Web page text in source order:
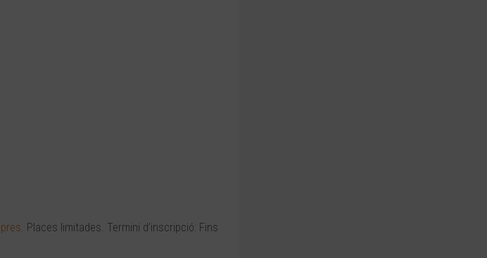
. Places limitades. Termini d’inscripció: Fins